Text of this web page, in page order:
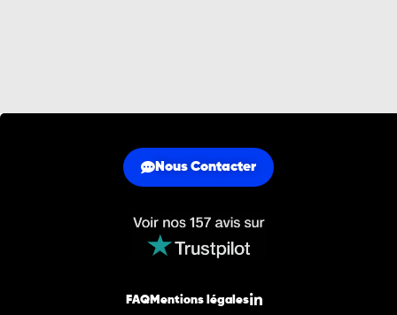
Nous Contacter
FAQ Mentions légales